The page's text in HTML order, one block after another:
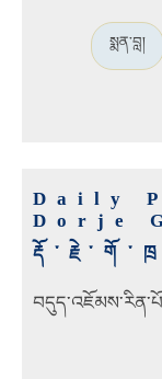
སྨན་བླ།
Daily
Dorje